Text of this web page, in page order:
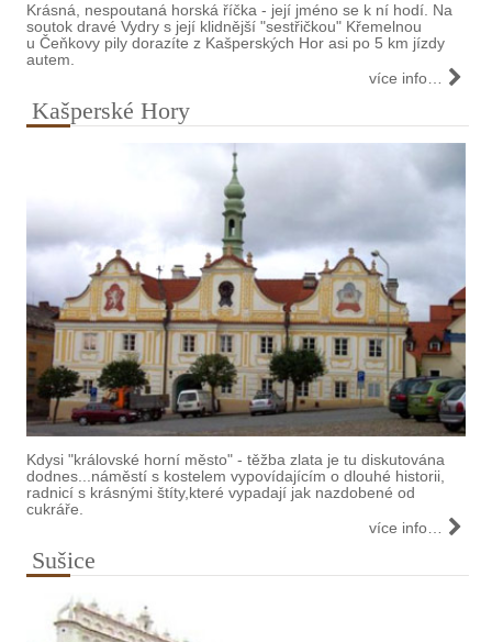
Krásná, nespoutaná horská říčka - její jméno se k ní hodí. Na
soutok dravé Vydry s její klidnější "sestřičkou" Křemelnou
u Čeňkovy pily dorazíte z Kašperských Hor asi po 5 km jízdy
autem.
více info…
Kašperské Hory
Kdysi "královské horní město" - těžba zlata je tu diskutována
dodnes...náměstí s kostelem vypovídajícím o dlouhé historii,
radnicí s krásnými štíty,které vypadají jak nazdobené od
cukráře.
více info…
Sušice